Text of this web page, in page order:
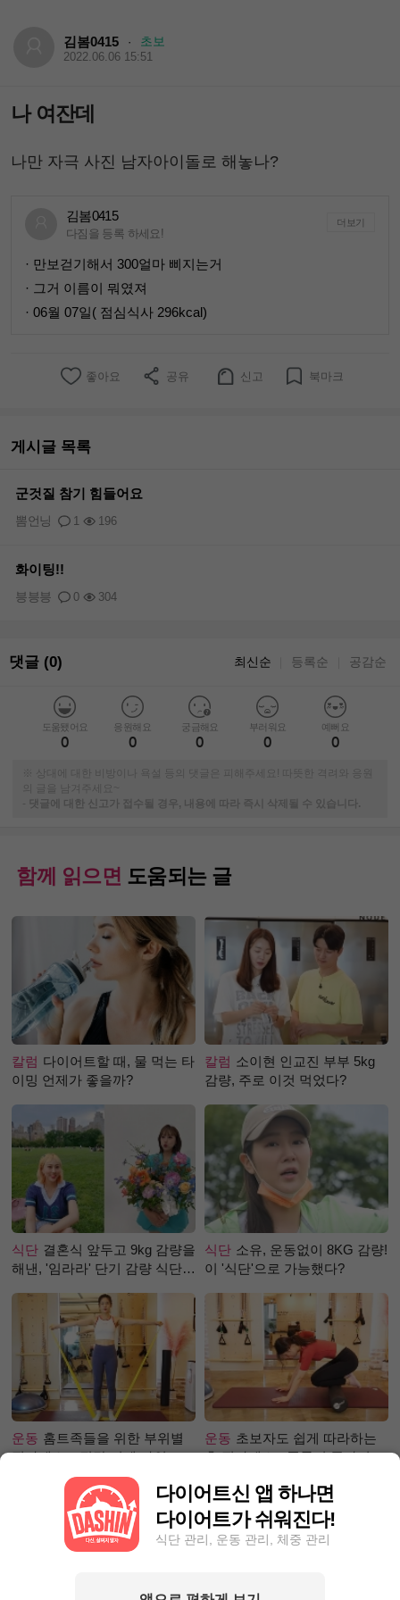
김봄0415 · 초보
2022.06.06 15:51
나 여잔데
나만 자극 사진 남자아이돌로 해놓나?
김봄0415
다짐을 등록 하세요!
더보기
· 만보걷기해서 300얼마 삐지는거
· 그거 이름이 뭐였져
· 06월 07일( 점심식사 296kcal)
좋아요 공유 신고 북마크
게시글 목록
군것질 참기 힘들어요
1 196
뽐언닝
화이팅!!
0 304
븡븡븡
댓글 (0) 최신순 등록순 공감순
도움됐어요
0
응원해요
0
궁금해요
0
부러워요
0
예뻐요
0
※ 상대에 대한 비방이나 욕설 등의 댓글은 피해주세요! 따뜻한 격려와 응원
의 글을 남겨주세요~
-
댓글에 대한 신고가 접수될 경우, 내용에 따라 즉시 삭제될 수 있습니다.
함께 읽으면 도움되는 글
칼럼 다이어트할 때, 물 먹는 타
이밍 언제가 좋을까?
칼럼 소이현 인교진 부부 5kg
감량, 주로 이것 먹었다?
식단 결혼식 앞두고 9kg 감량을
해낸, '임라라' 단기 감량 식단
식단 소유, 운동없이 8KG 감량!
이 '식단'으로 가능했다?
운동 홈트족들을 위한 부위별
필라테스 – 직각 어깨 라인 만
운동 초보자도 쉽게 따라하는
홈 필라테스 - 폼롤러 종아리 알
다이어트신 앱 하나면
다이어트가 쉬워진다!
식단 관리, 운동 관리, 체중 관리